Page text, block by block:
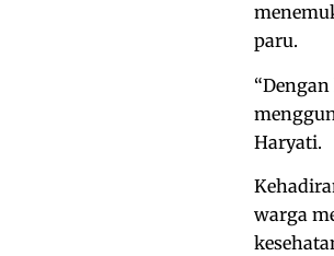
paru.
Haryati.
warga